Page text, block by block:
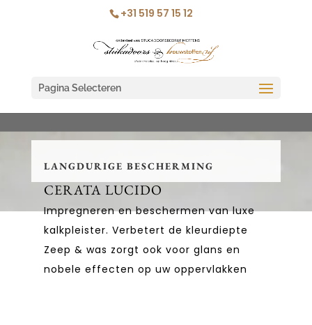
+31 519 57 15 12
Pagina Selecteren
LANGDURIGE BESCHERMING
CERATA LUCIDO
Impregneren en beschermen van luxe
kalkpleister. Verbetert de kleurdiepte
Zeep & was zorgt ook voor glans en
nobele effecten op uw oppervlakken